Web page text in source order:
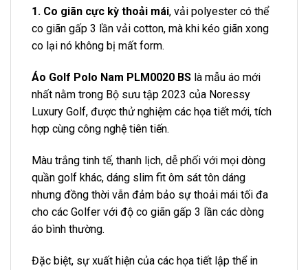
1. Co giãn cực kỳ thoải mái, vải polyester có thể
co giãn gấp 3 lần vải cotton, mà khi kéo giãn xong
co lại nó không bị mất form.
Áo Golf Polo Nam PLM0020 BS là mẫu áo mới
nhất nằm trong Bộ sưu tập 2023 của Noressy
Luxury Golf, được thử nghiệm các họa tiết mới, tích
hợp cùng công nghệ tiên tiến.
Màu trắng tinh tế, thanh lịch, dễ phối với mọi dòng
quần golf khác, dáng slim fit ôm sát tôn dáng
nhưng đồng thời vẫn đảm bảo sự thoải mái tối đa
cho các Golfer với độ co giãn gấp 3 lần các dòng
áo bình thường.
Đặc biệt, sự xuất hiện của các họa tiết lập thể in